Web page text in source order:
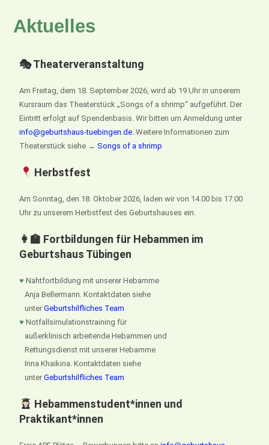
Aktuelles
🎭 Theaterveranstaltung
Am Freitag, dem 18. September 2026, wird ab 19 Uhr in unserem
Kursraum das Theaterstück „Songs of a shrimp“ aufgeführt. Der
Eintritt erfolgt auf Spendenbasis. Wir bitten um Anmeldung unter
info@geburtshaus-tuebingen.de. Weitere Informationen zum
Theaterstück siehe →Songs of a shrimp
Herbstfest
Am Sonntag, den 18. Oktober 2026, laden wir von 14.00 bis 17.00
Uhr zu unserem Herbstfest des Geburtshauses ein.
👩‍🏫 Fortbildungen für Hebammen im
Geburtshaus Tübingen
♥ Nahtfortbildung mit unserer Hebamme
Anja Bellermann. Kontaktdaten siehe
unterGeburtshilfliches Team
♥ Notfallsimulationstraining für
außerklinisch arbeitende Hebammen und
Rettungsdienst mit unserer Hebamme
Inna Khaikina. Kontaktdaten siehe
unterGeburtshilfliches Team
Hebammenstudent*innen und
Praktikant*innen